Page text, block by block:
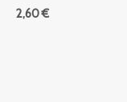
2,60€